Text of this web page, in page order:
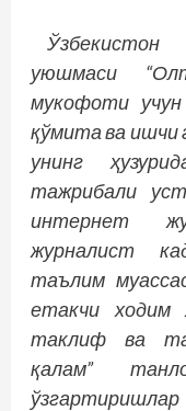
уюшмаси
мукофоти
қўмита ва ишчи
унинг
тажрибали
интернет
журналист
таълим
етакчи ходим
таклиф ва
қалам”